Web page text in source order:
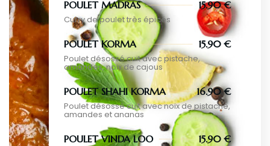
POULET MADRAS 15.90 €
Curry de poulet très épicés
POULET KORMA 15.90 €
Poulet désossé cuit avec pistache,
amandes, noix de cajous
POULET SHAHI KORMA 16.90 €
Poulet désossé cuit avec noix de pistache,
amandes et ananas
POULET VINDA LOO 15.90 €